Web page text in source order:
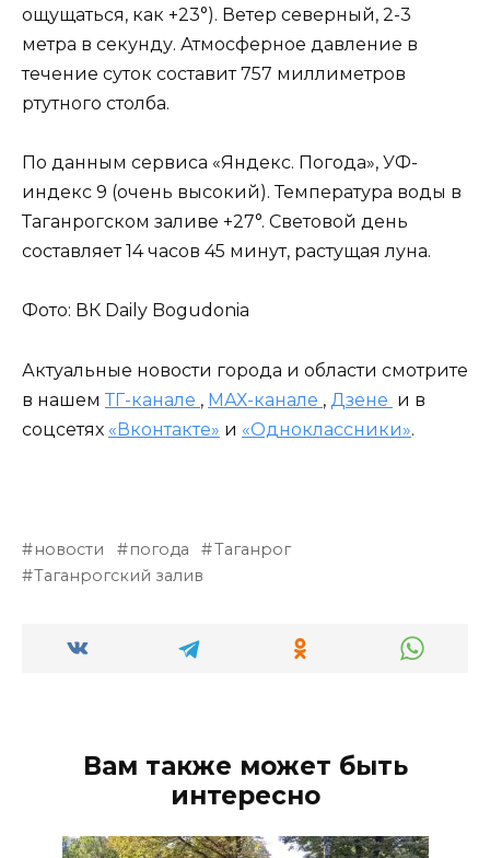
ощущаться, как +23°). Ветер северный, 2-3
метра в секунду. Атмосферное давление в
течение суток составит 757 миллиметров
ртутного столба.
По данным сервиса «Яндекс. Погода», УФ-
индекс 9 (очень высокий). Температура воды в
Таганрогском заливе +27°. Световой день
составляет 14 часов 45 минут, растущая луна.
Фото: ВК Daily Bogudonia
Актуальные новости города и области смотрите
в нашем ТГ-канале , МАХ-канале , Дзене и в
соцсетях «Вконтакте» и «Одноклассники».
новости погода
Таганрог
Таганрогский залив
Вам также может быть
интересно